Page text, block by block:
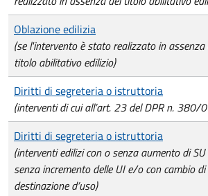
Oblazione edilizia
(se l'intervento è stato realizzato in assenza
titolo abilitativo edilizio)
Diritti di segreteria o istruttoria
(interventi di cui all’art. 23 del DPR n. 380/
Diritti di segreteria o istruttoria
(interventi edilizi con o senza aumento di
senza incremento delle UI e/o con cambio di
destinazione d’uso)